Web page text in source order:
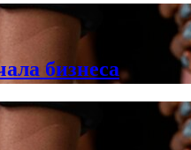
бизнеса